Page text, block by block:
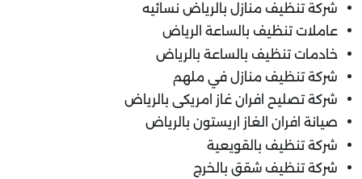
شركة تنظيف منازل بالرياض نسائيه
عاملات تنظيف بالساعة الرياض
خادمات تنظيف بالساعة بالرياض
شركة تنظيف منازل في ملهم
شركة تصليح افران غاز امريكى بالرياض
صيانة افران الغاز اريستون بالرياض
شركة تنظيف بالقويعية
شركة تنظيف شقق بالخرج